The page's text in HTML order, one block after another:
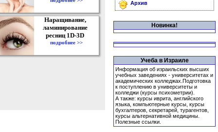
Наращивание,
ламинирование
ресниц 1D-3D
подробнее >>
Архив
Новинка!
Учеба в Израиле
Информация об израильских высших
учебных заведениях - университетах и
академических колледжах.Подготовка
к поступлению в университеты и
колледжи (курсы психометрии).
А также: курсы иврита, английского
языка, компьютерные курсы, курсы
бухгалтеров, секретарей, турагентов,
курсы альтернативной медицины.
Полезные ссылки.